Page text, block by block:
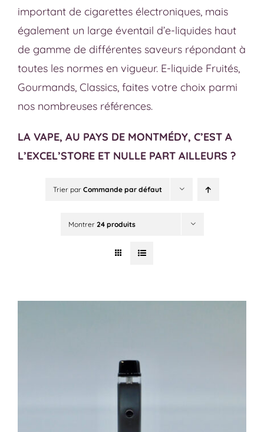
important de cigarettes électroniques, mais
également un large éventail d’e-liquides haut
de gamme de différentes saveurs répondant à
toutes les normes en vigueur. E-liquide Fruités,
Gourmands, Classics, faites votre choix parmi
nos nombreuses références.
LA VAPE, AU PAYS DE MONTMÉDY, C’EST A
L’EXCEL’STORE ET NULLE PART AILLEURS ?
Trier par Commande par défaut
Montrer 24 produits